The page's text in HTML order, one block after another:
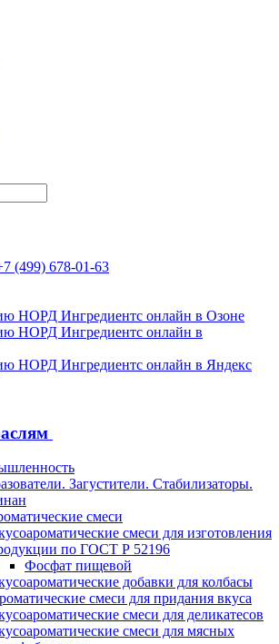
(499) 678-01-63
Загустители. Стабилизаторы.
смеси
смеси для изготовления
по ГОСТ Р 52196
Фосфат пищевой
добавки для колбасы
смеси для придания вкуса
смеси для деликатесов
смеси для мясных